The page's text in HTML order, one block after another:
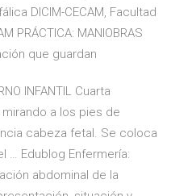
DICIM-CECAM, Facultad
PRÁCTICA: MANIOBRAS
que guardan
INFANTIL Cuarta
a los pies de
cabeza fetal. Se coloca
… Edublog Enfermería:
abdominal de la